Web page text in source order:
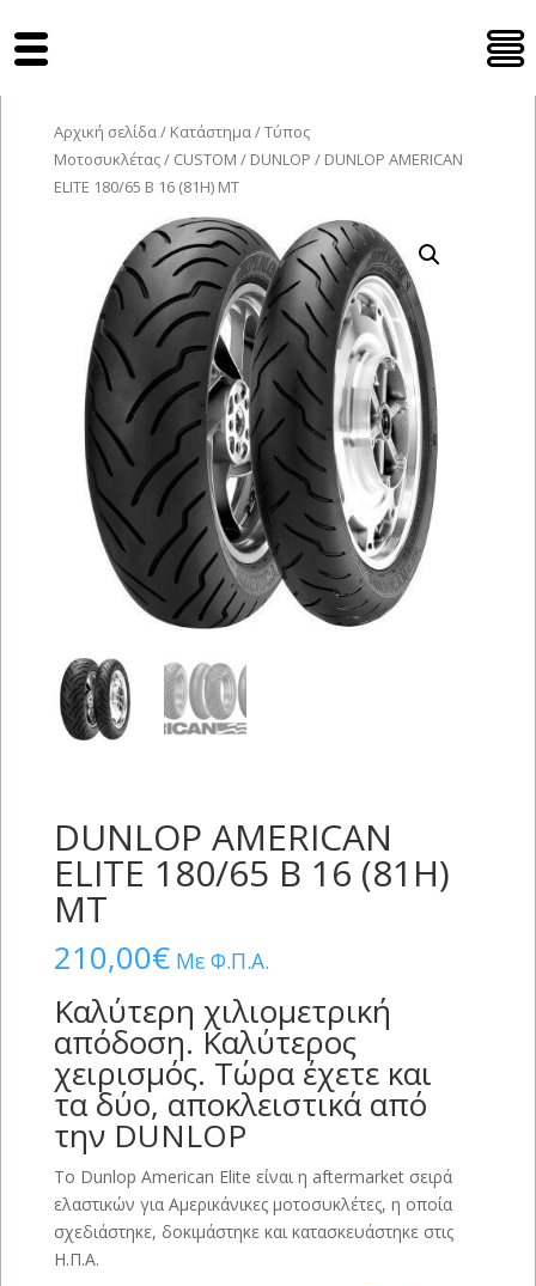
Αρχική σελίδα/ Κατάστημα/Τύπος
Μοτοσυκλέτας/ CUSTOM / DUNLOP / DUNLOP AMERICAN
ELITE 180/65 B 16 (81H) MT
DUNLOP AMERICAN
ELITE 180/65 B 16 (81H)
MT
210,00€ Με Φ.Π.Α.
Καλύτερη χιλιομετρική
απόδοση. Καλύτερος
χειρισμός. Τώρα έχετε και
τα δύο, αποκλειστικά από
την DUNLOP
Το Dunlop American Elite είναι η aftermarket σειρά
ελαστικών για Αμερικάνικες μοτοσυκλέτες, η οποία
σχεδιάστηκε, δοκιμάστηκε και κατασκευάστηκε στις
Η.Π.Α.